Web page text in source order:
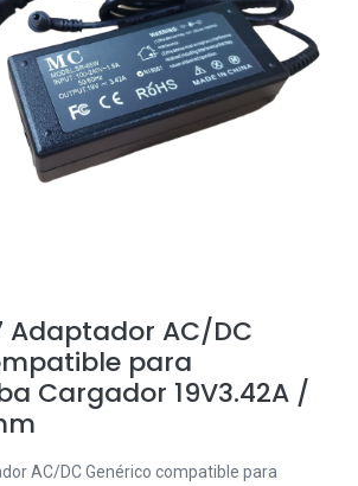
Adaptador AC/DC
para
Cargador 19V3.42A /
AC/DC Genérico compatible para